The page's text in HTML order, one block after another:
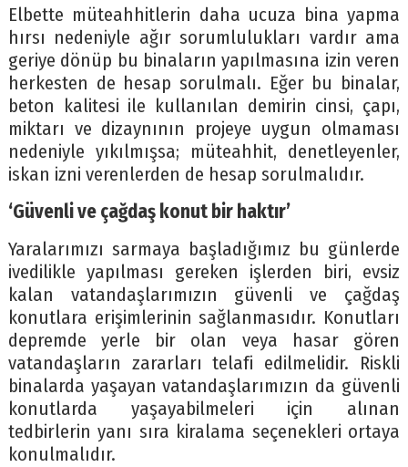
Elbette müteahhitlerin daha ucuza bina yapma
hırsı nedeniyle ağır sorumlulukları vardır ama
geriye dönüp bu binaların yapılmasına izin veren
herkesten de hesap sorulmalı. Eğer bu binalar,
beton kalitesi ile kullanılan demirin cinsi, çapı,
miktarı ve dizaynının projeye uygun olmaması
nedeniyle yıkılmışsa; müteahhit, denetleyenler,
iskan izni verenlerden de hesap sorulmalıdır.
‘Güvenli ve çağdaş konut bir haktır’
Yaralarımızı sarmaya başladığımız bu günlerde
ivedilikle yapılması gereken işlerden biri, evsiz
kalan vatandaşlarımızın güvenli ve çağdaş
konutlara erişimlerinin sağlanmasıdır. Konutları
depremde yerle bir olan veya hasar gören
vatandaşların zararları telafi edilmelidir. Riskli
binalarda yaşayan vatandaşlarımızın da güvenli
konutlarda yaşayabilmeleri için alınan
tedbirlerin yanı sıra kiralama seçenekleri ortaya
konulmalıdır.